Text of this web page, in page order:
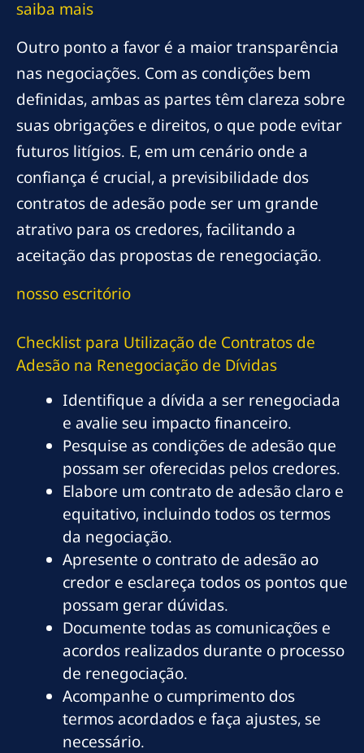
saiba mais
Outro ponto a favor é a maior transparência
nas negociações. Com as condições bem
definidas, ambas as partes têm clareza sobre
suas obrigações e direitos, o que pode evitar
futuros litígios. E, em um cenário onde a
confiança é crucial, a previsibilidade dos
contratos de adesão pode ser um grande
atrativo para os credores, facilitando a
aceitação das propostas de renegociação.
nosso escritório
Checklist para Utilização de Contratos de
Adesão na Renegociação de Dívidas
Identifique a dívida a ser renegociada
e avalie seu impacto financeiro.
Pesquise as condições de adesão que
possam ser oferecidas pelos credores.
Elabore um contrato de adesão claro e
equitativo, incluindo todos os termos
da negociação.
Apresente o contrato de adesão ao
credor e esclareça todos os pontos que
possam gerar dúvidas.
Documente todas as comunicações e
acordos realizados durante o processo
de renegociação.
Acompanhe o cumprimento dos
termos acordados e faça ajustes, se
necessário.